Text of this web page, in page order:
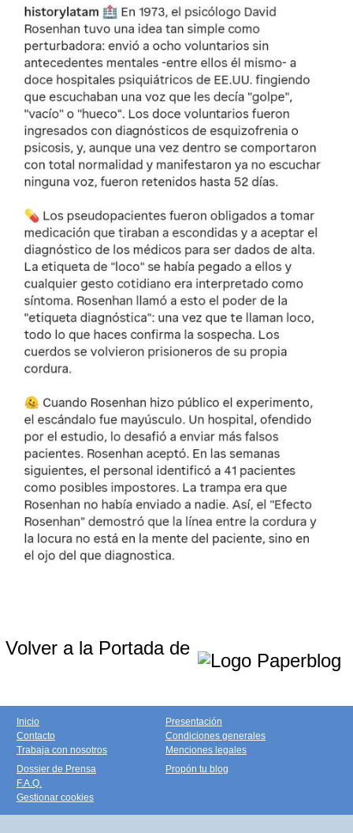
Volver a la Portada de
Inicio
Contacto
Trabaja con nosotros
Presentación
Condiciones generales
Menciones legales
Dossier de Prensa
F.A.Q.
Gestionar cookies
Propón tu blog